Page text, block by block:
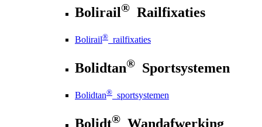
Bolirail® Railfixaties
Bolirail® railfixaties
Bolidtan® Sportsystemen
Bolidtan® sportsystemen
Bolidt® Wandafwerking